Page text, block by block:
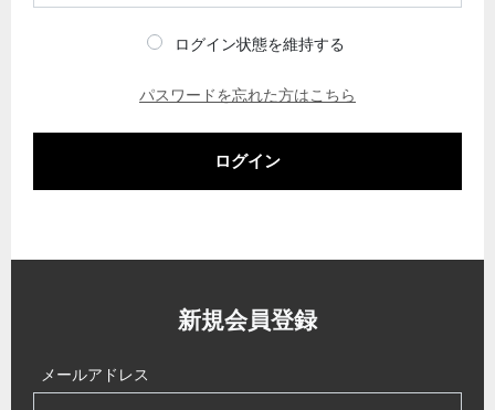
ログイン状態を維持する
パスワードを忘れた方はこちら
ログイン
新規会員登録
メールアドレス